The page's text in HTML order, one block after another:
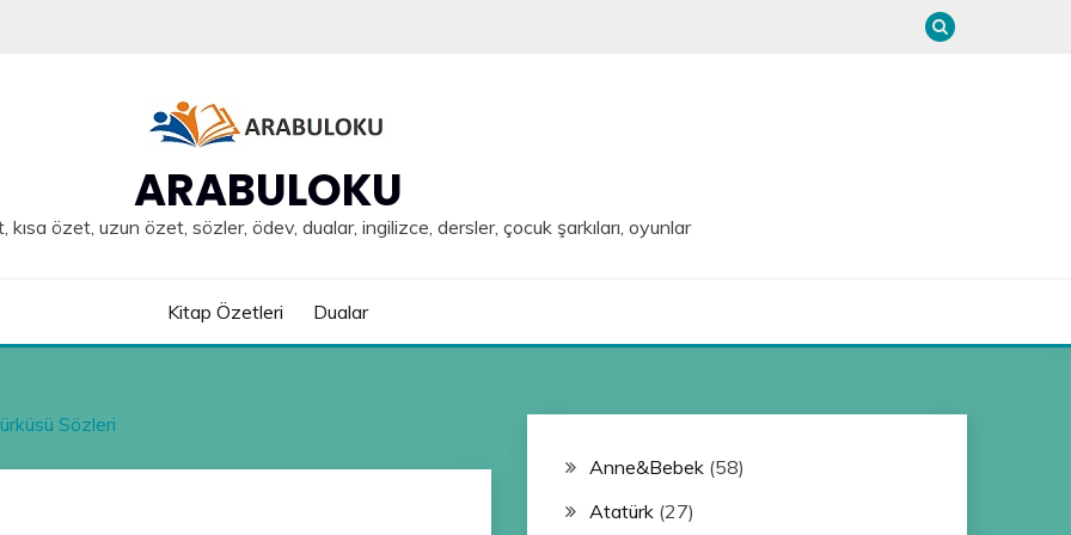
ARABULOKU
özet, uzun özet, sözler, ödev, dualar, ingilizce, dersler, çocuk şarkıları, oyunlar
Kitap Özetleri Dualar
Sözleri
Anne&Bebek(58)
Atatürk(27)